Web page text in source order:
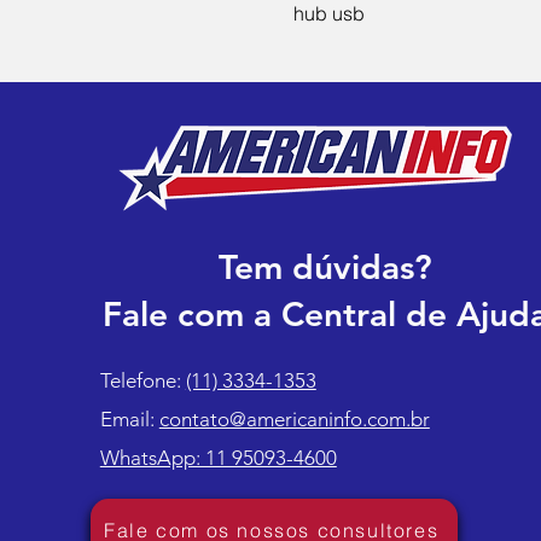
hub usb
Tem dúvidas?
Fale com a Central de
Telefone: (11) 3334-1353
Email: contato@americaninfo.com.br
WhatsApp: 11 95093-4600
Fale com os nossos consultores